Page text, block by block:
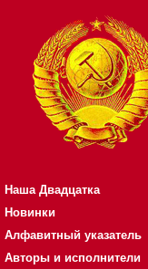
Наша Двадцатка
Новинки
Алфавитный указатель
Авторы и исполнители